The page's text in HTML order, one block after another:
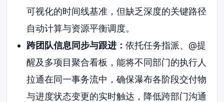
可视化的时间线基准，但缺乏深度的关键路径
自动计算与资源平衡调度。
跨团队信息同步与跟进： 依托任务指派、@提
醒及多项目聚合看板，能将不同部门的执行人
拉通在同一事务流中，确保瀑布各阶段交付物
与进度状态变更的实时触达，降低跨部门沟通